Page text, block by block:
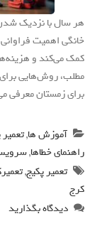
هر سال با نزدیک
خانگی اهمیت
کمک می‌کند و
مطلب، روش‌هایی برای
برای زمستان معرفی
آموزش ها,
راهنمای خطاها,
تعمیر پکیج,
کرج
دیدگاه بگذارید